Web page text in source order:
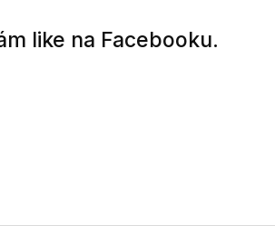
like na Facebooku.